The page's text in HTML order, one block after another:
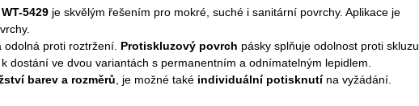
5429 je skvělým řešením pro mokré, suché i sanitární povrchy. Aplikace je
proti roztržení. Protiskluzový povrch pásky splňuje odolnost proti skluzu
dostání ve dvou variantách s permanentním a odnímatelným lepidlem.
barev a rozměrů , je možné také individuální potisknutí na vyžádání.